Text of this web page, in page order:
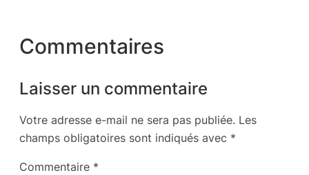
Commentaires
Laisser un commentaire
Votre adresse e-mail ne sera pas publiée. Les
champs obligatoires sont indiqués avec *
Commentaire *